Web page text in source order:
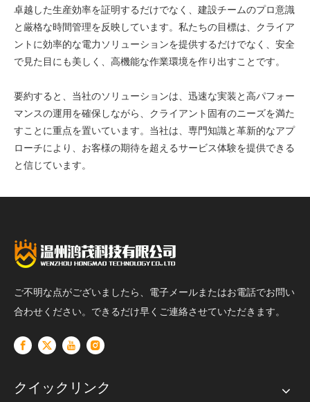
卓越した生産効率を証明するだけでなく、建設チームのプロ意識
と厳格な時間管理を反映しています。私たちの目標は、クライア
ントに効率的な電力ソリューションを提供するだけでなく、安全
で見た目にも美しく、高機能な作業環境を作り出すことです。
要約すると、当社のソリューションは、迅速な実装と高パフォー
マンスの運用を確保しながら、クライアント固有のニーズを満た
すことに重点を置いています。当社は、専門知識と革新的なアプ
ローチにより、お客様の期待を超えるサービス体験を提供できる
と信じています。
ご不明な点がございましたら、電子メールまたはお電話でお問い
合わせください。できるだけ早くご連絡させていただきます。
クイックリンク